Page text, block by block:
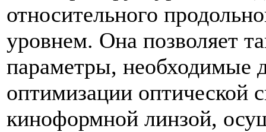
относительного
уровнем. Она позволяет
параметры, необходимые
оптимизации оптической
киноформной линзой,